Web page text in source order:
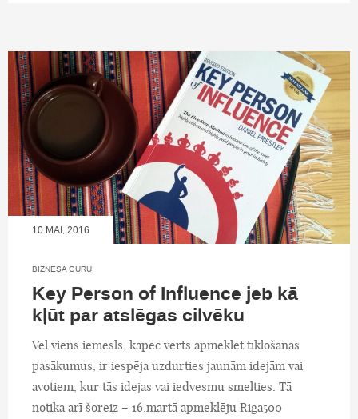
10.MAI, 2016
BIZNESA GURU
Key Person of Influence jeb kā
kļūt par atslēgas cilvēku
Vēl viens iemesls, kāpēc vērts apmeklēt tīklošanas
pasākumus, ir iespēja uzdurties jaunām idejām vai
avotiem, kur tās idejas vai iedvesmu smelties. Tā
notika arī šoreiz – 16.martā apmeklēju Riga500